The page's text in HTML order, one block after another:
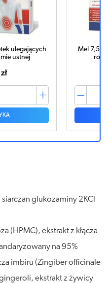
ulegających
ustnej
Mel
glukozaminy 2KCl
(HPMC), ekstrakt z kłącza
na 95%
imbiru (Zingiber officinale
ekstrakt z żywicy